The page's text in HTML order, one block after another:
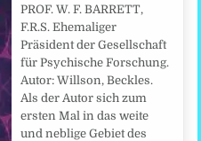
PROF. W. F. BARRETT,
F.R.S. Ehemaliger
Präsident der Gesellschaft
für Psychische Forschung.
Autor: Willson, Beckles.
Als der Autor sich zum
ersten Mal in das weite
und neblige Gebiet des